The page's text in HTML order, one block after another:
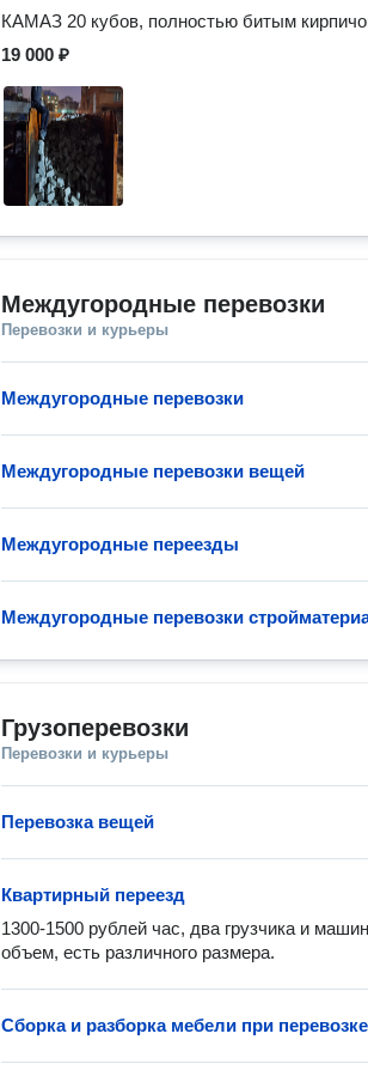
КАМАЗ 20 кубов, полностью битым
19 000 ₽
Междугородные перевозки
Перевозки и курьеры
Междугородные перевозки
Междугородные перевозки вещей
Междугородные переезды
Междугородные перевозки
Грузоперевозки
Перевозки и курьеры
Перевозка вещей
Квартирный переезд
1300-1500 рублей час, два грузчика и
объем, есть различного размера.
Сборка и разборка мебели при перевозке